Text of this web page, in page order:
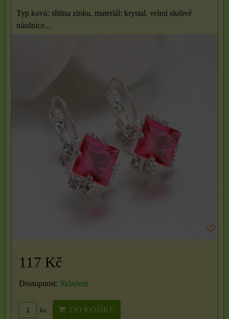
Typ kovů: slitina zinku, materiál: krystal, velmi slušivé
náušnice...
117 Kč
Dostupnost: Skladem
ks DO KOŠÍKU